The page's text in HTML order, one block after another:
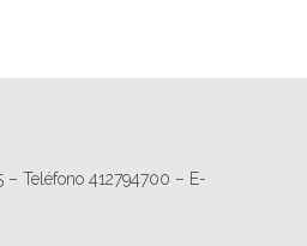
– Teléfono 412794700 – E-